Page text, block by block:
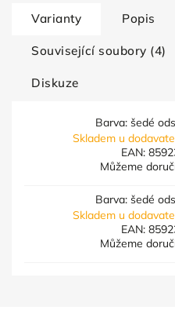
Varianty Popis
Související soubory (4)
Diskuze
Barva: šedé
Skladem u
EAN:
Můžeme
Barva: šedé
Skladem u
EAN:
Můžeme